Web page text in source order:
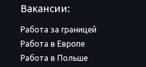
Вакансии:
Работа за границей
Работа в Европе
Работа в Польше